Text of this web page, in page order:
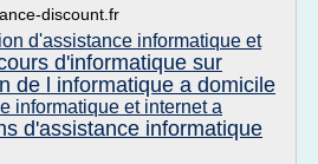
discount.fr
d'assistance informatique et
d'informatique sur
de l informatique a domicile
informatique et internet a
d'assistance informatique